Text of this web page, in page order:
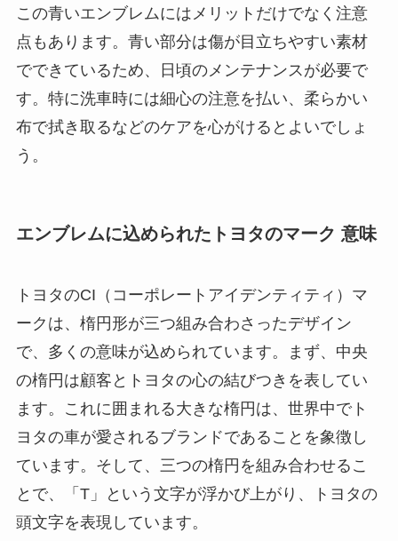
この青いエンブレムにはメリットだけでなく注意
点もあります。青い部分は傷が目立ちやすい素材
でできているため、日頃のメンテナンスが必要で
す。特に洗車時には細心の注意を払い、柔らかい
布で拭き取るなどのケアを心がけるとよいでしょ
う。
エンブレムに込められたトヨタのマーク 意味
トヨタのCI（コーポレートアイデンティティ）マ
ークは、楕円形が三つ組み合わさったデザイン
で、多くの意味が込められています。まず、中央
の楕円は顧客とトヨタの心の結びつきを表してい
ます。これに囲まれる大きな楕円は、世界中でト
ヨタの車が愛されるブランドであることを象徴し
ています。そして、三つの楕円を組み合わせるこ
とで、「T」という文字が浮かび上がり、トヨタの
頭文字を表現しています。